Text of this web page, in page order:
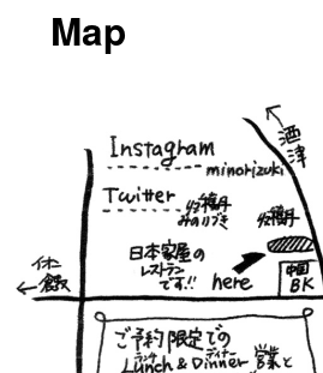
Map